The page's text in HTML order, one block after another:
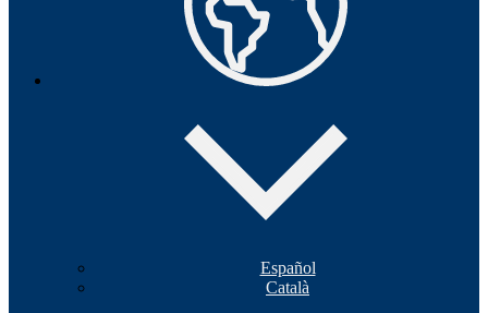
Español
Català